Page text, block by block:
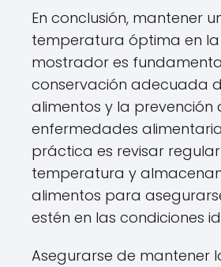
En conclusión, mantener
temperatura óptima en
mostrador es
conservación adecuada
alimentos y la prevención
enfermedades
práctica es revisar
temperatura y
alimentos para
estén en las condiciones
Asegurarse de mantener